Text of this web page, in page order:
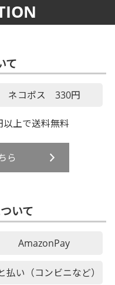
て
ネコポス 330円
上で送料無料
ら
いて
AmazonPay
払い（コンビニなど）